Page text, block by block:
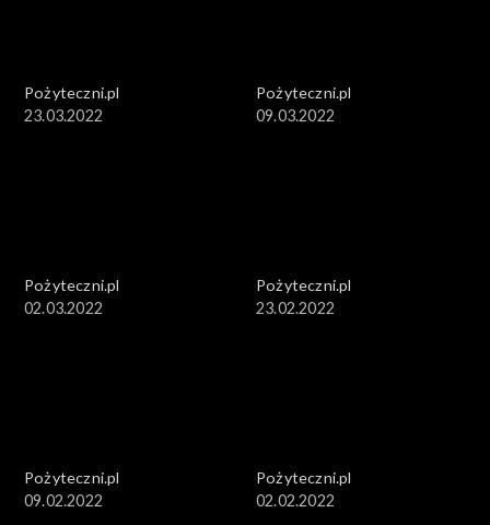
Pożyteczni.pl
23.03.2022
Pożyteczni.pl
09.03.2022
Pożyteczni.pl
02.03.2022
Pożyteczni.pl
23.02.2022
Pożyteczni.pl
09.02.2022
Pożyteczni.pl
02.02.2022